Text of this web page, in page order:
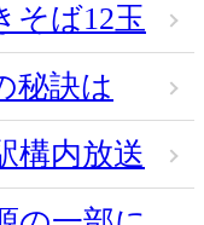
そば12玉
秘訣は
構内放送